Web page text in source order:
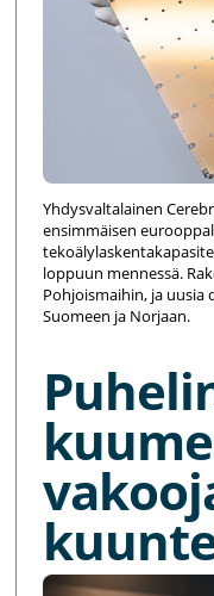
Yhdysvaltalainen
ensimmäisen
loppuun mennessä.
Pohjoismaihin, ja uusia
Suomeen ja Norjaan.